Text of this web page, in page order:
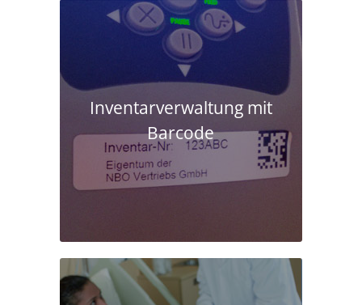
Inventarverwaltung mit
Barcode